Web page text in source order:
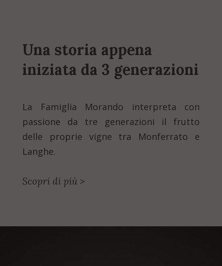
Una storia appena
iniziata da 3 generazioni
La Famiglia Morando interpreta con
passione da tre generazioni il frutto
delle proprie vigne tra Monferrato e
Langhe.
Scopri di più >